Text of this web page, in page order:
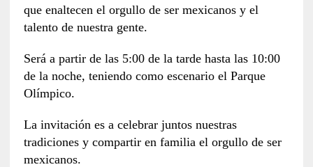
que enaltecen el orgullo de ser mexicanos y el
talento de nuestra gente.
Será a partir de las 5:00 de la tarde hasta las 10:00
de la noche, teniendo como escenario el Parque
Olímpico.
La invitación es a celebrar juntos nuestras
tradiciones y compartir en familia el orgullo de ser
mexicanos.